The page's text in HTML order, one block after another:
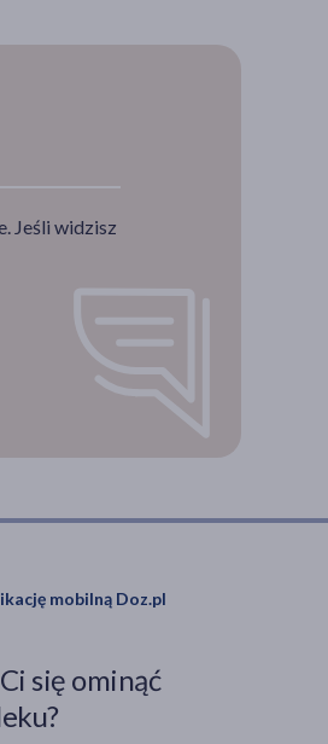
Jeśli widzisz
mobilną Doz.pl
się ominąć